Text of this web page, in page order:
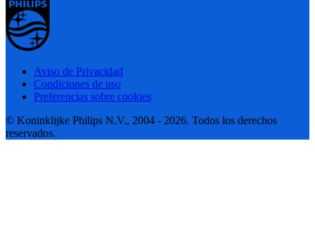
Aviso de Privacidad
Condiciones de uso
Preferencias sobre cookies
© Koninklijke Philips N.V., 2004 - 2026. Todos los derechos
reservados.